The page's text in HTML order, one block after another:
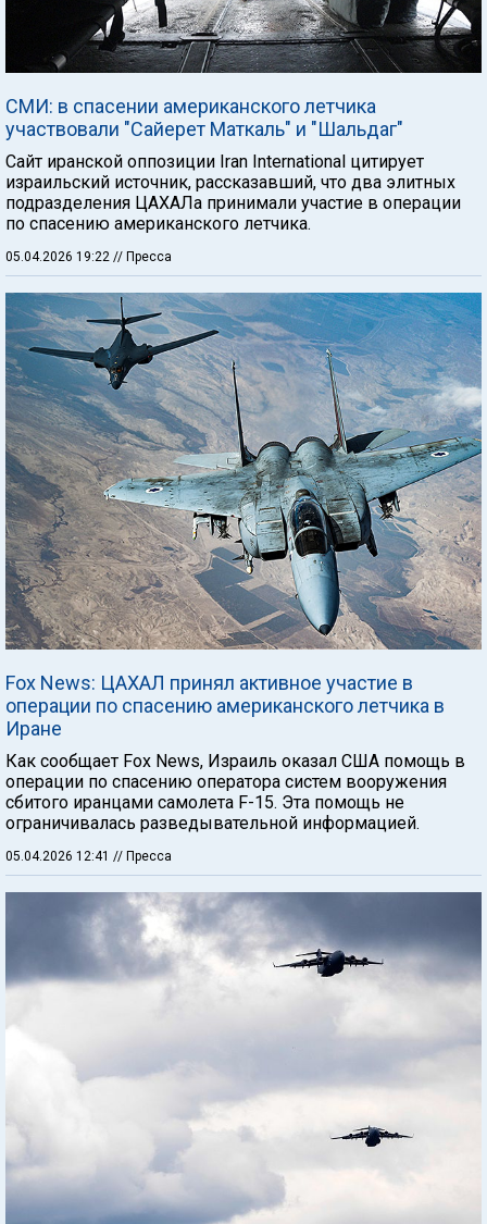
СМИ: в спасении американского летчика
участвовали "Сайерет Маткаль" и "Шальдаг"
Сайт иранской оппозиции Iran International цитирует
израильский источник, рассказавший, что два элитных
подразделения ЦАХАЛа принимали участие в операции
по спасению американского летчика.
05.04.2026 19:22 // Пресса
Fox News: ЦАХАЛ принял активное участие в
операции по спасению американского летчика в
Иране
Как сообщает Fox News, Израиль оказал США помощь в
операции по спасению оператора систем вооружения
сбитого иранцами самолета F-15. Эта помощь не
ограничивалась разведывательной информацией.
05.04.2026 12:41 // Пресса